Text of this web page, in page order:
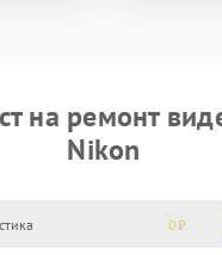
на ремонт
Nikon
0